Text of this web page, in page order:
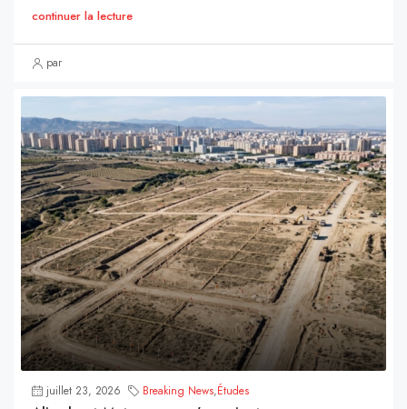
continuer la lecture
par
juillet 23, 2026 Breaking News,Études